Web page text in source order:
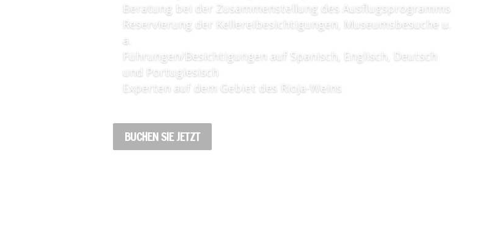
Beratung bei der Zusammenstellung des Ausflugsprogramms
Reservierung der Kellereibesichtigungen, Museumsbesuche u.
a.
Führungen/Besichtigungen auf Spanisch, Englisch, Deutsch
und Portugiesisch
Experten auf dem Gebiet des Rioja-Weins
BUCHEN SIE JETZT